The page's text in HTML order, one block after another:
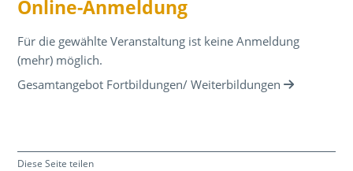
Online-Anmeldung
Für die gewählte Veranstaltung ist keine Anmeldung
(mehr) möglich.
Gesamtangebot Fortbildungen/ Weiterbildungen
Diese Seite teilen